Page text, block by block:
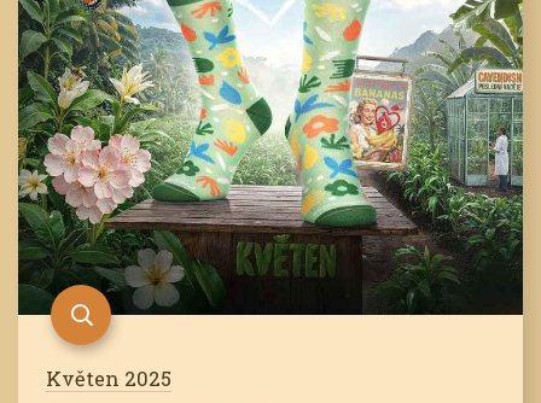
Květen 2025